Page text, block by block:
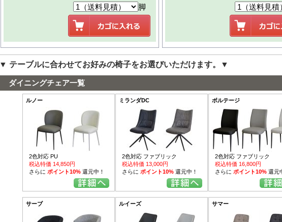
脚
▼ テーブルに合わせてお好みの椅子をお選びいただけます。▼
ダイニングチェア一覧
ルノー
2色対応 PU
税込特価 14,850円
さらに ポイント10%還元中！
ミランダDC
2色対応 ファブリック
税込特価 13,000円
さらに ポイント10%還元中！
ボルテージ
2色対応 ファブリック
税込特価 16,800円
さらに ポイント10%還元
サーブ ルイーズ サマー